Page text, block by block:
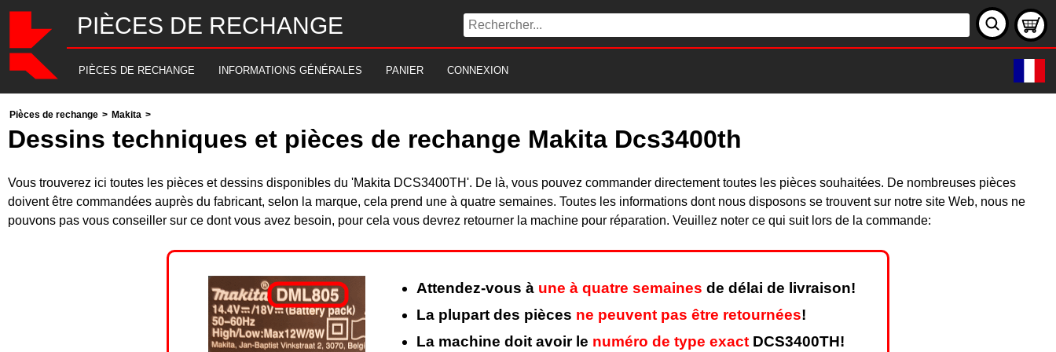
PIÈCES DE RECHANGE
PIÈCES DE RECHANGE INFORMATIONS GÉNÉRALES PANIER CONNEXION
Pièces de rechange > Makita >
Dessins techniques et pièces de rechange Makita Dcs3400th
Vous trouverez ici toutes les pièces et dessins disponibles du 'Makita DCS3400TH'. De là, vous pouvez commander directement toutes les pièces souhaitées. De nombreuses pièces
doivent être commandées auprès du fabricant, selon la marque, cela prend une à quatre semaines. Toutes les informations dont nous disposons se trouvent sur notre site Web, nous ne
pouvons pas vous conseiller sur ce dont vous avez besoin, pour cela vous devrez retourner la machine pour réparation. Veuillez noter ce qui suit lors de la commande:
Attendez-vous à une à quatre semaines de délai de livraison!
La plupart des pièces ne peuvent pas être retournées!
La machine doit avoir le numéro de type exact DCS3400TH!